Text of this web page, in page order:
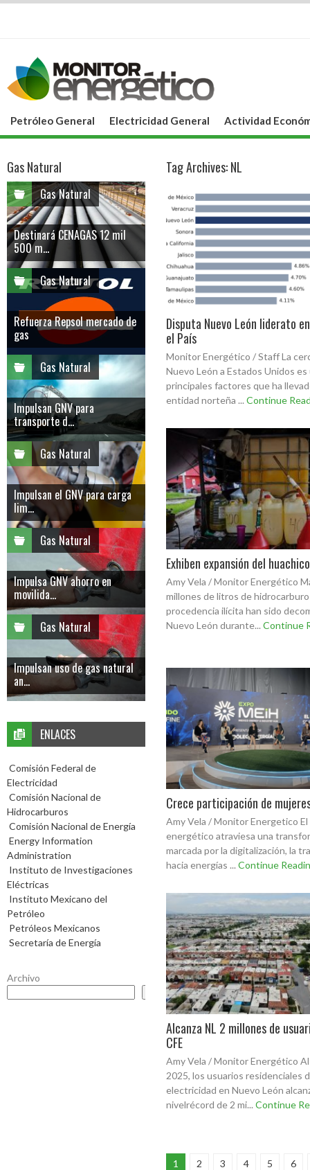
Petróleo General Electricidad General Actividad
Tag Archives:NL
Disputa Nuevo León liderato
el País
Monitor Energético / Staff La
Nuevo León a Estados Unidos es
principales factores que ha
entidad norteña ... Continue
Exhiben expansión del
Amy Vela / Monitor Energético
millones de litros de
procedencia ilícita han sido
Nuevo León durante... Continue
Crece participación de
Amy Vela / Monitor Energetico
energético atraviesa una
marcada por la digitalización, la
hacia energías ... Continue
Alcanza NL 2 millones de
CFE
Amy Vela / Monitor Energético
2025, los usuarios residenciales
electricidad en Nuevo León
nivelrécord de 2 mi... Continue
1 2 3 4 5 6
Gas Natural
Gas Natural
Destinará CENAGAS 12 mil
500 m...
Gas Natural
Refuerza Repsol mercado de
gas
Gas Natural
Impulsan GNV para
transporte d...
Gas Natural
Impulsan el GNV para carga
lim...
Gas Natural
Impulsa GNV ahorro en
movilida...
Gas Natural
Impulsan uso de gas natural
an...
ENLACES
Comisión Federal de
Electricidad
Comisión Nacional de
Hidrocarburos
Comisión Nacional de Energía
Energy Information
Administration
Instituto de Investigaciones
Eléctricas
Instituto Mexicano del
Petróleo
Petróleos Mexicanos
Secretaría de Energía
Archivo
Buscar